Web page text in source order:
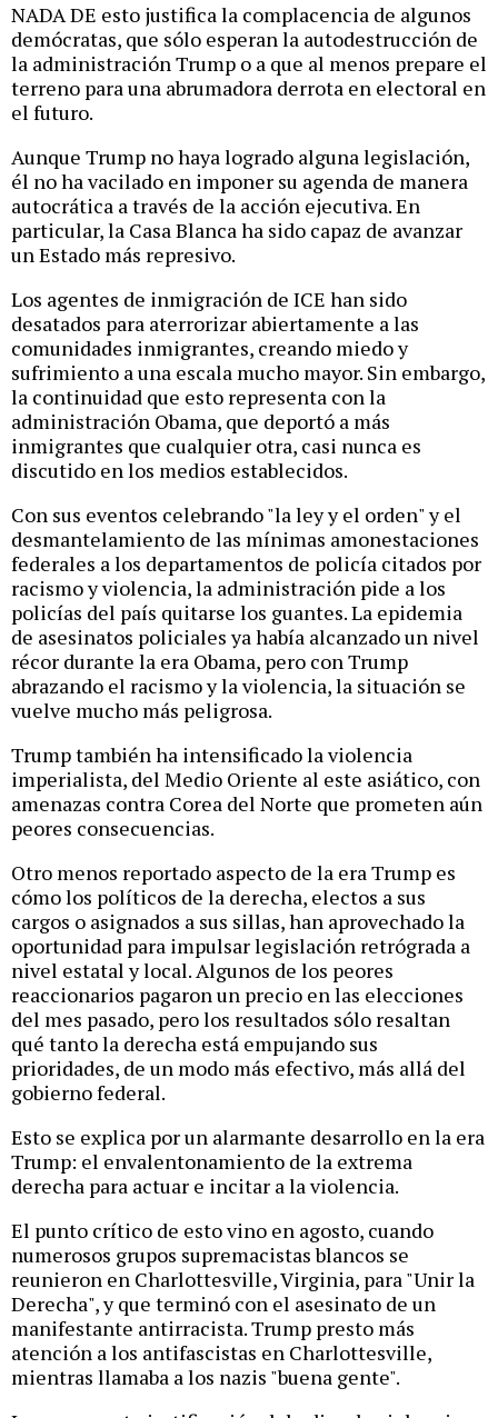
NADA DE esto justifica la complacencia de algunos
demócratas, que sólo esperan la autodestrucción de
la administración Trump o a que al menos prepare el
terreno para una abrumadora derrota en electoral en
el futuro.
Aunque Trump no haya logrado alguna legislación,
él no ha vacilado en imponer su agenda de manera
autocrática a través de la acción ejecutiva. En
particular, la Casa Blanca ha sido capaz de avanzar
un Estado más represivo.
Los agentes de inmigración de ICE han sido
desatados para aterrorizar abiertamente a las
comunidades inmigrantes, creando miedo y
sufrimiento a una escala mucho mayor. Sin embargo,
la continuidad que esto representa con la
administración Obama, que deportó a más
inmigrantes que cualquier otra, casi nunca es
discutido en los medios establecidos.
Con sus eventos celebrando "la ley y el orden" y el
desmantelamiento de las mínimas amonestaciones
federales a los departamentos de policía citados por
racismo y violencia, la administración pide a los
policías del país quitarse los guantes. La epidemia
de asesinatos policiales ya había alcanzado un nivel
récor durante la era Obama, pero con Trump
abrazando el racismo y la violencia, la situación se
vuelve mucho más peligrosa.
Trump también ha intensificado la violencia
imperialista, del Medio Oriente al este asiático, con
amenazas contra Corea del Norte que prometen aún
peores consecuencias.
Otro menos reportado aspecto de la era Trump es
cómo los políticos de la derecha, electos a sus
cargos o asignados a sus sillas, han aprovechado la
oportunidad para impulsar legislación retrógrada a
nivel estatal y local. Algunos de los peores
reaccionarios pagaron un precio en las elecciones
del mes pasado, pero los resultados sólo resaltan
qué tanto la derecha está empujando sus
prioridades, de un modo más efectivo, más allá del
gobierno federal.
Esto se explica por un alarmante desarrollo en la era
Trump: el envalentonamiento de la extrema
derecha para actuar e incitar a la violencia.
El punto crítico de esto vino en agosto, cuando
numerosos grupos supremacistas blancos se
reunieron en Charlottesville, Virginia, para "Unir la
Derecha", y que terminó con el asesinato de un
manifestante antirracista. Trump presto más
atención a los antifascistas en Charlottesville,
mientras llamaba a los nazis "buena gente".